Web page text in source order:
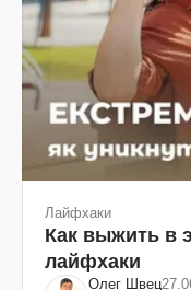
Лайфхаки
Как выжить в
лайфхаки
Олег Швец